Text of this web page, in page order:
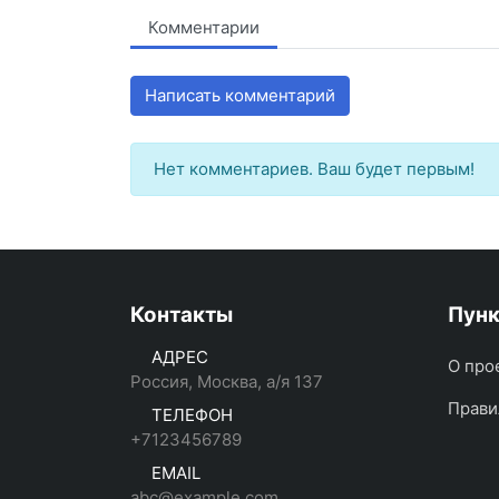
Комментарии
Написать комментарий
Нет комментариев. Ваш будет первым!
Контакты
АДРЕС
Россия, Москва, а/я 137
ТЕЛЕФОН
+7123456789
EMAIL
О